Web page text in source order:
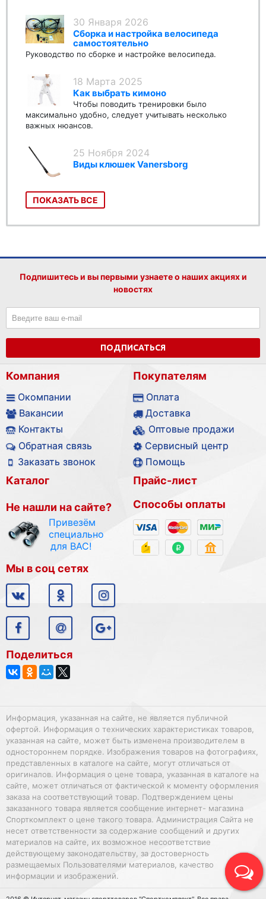
30 Января 2026
Сборка и настройка велосипеда
самостоятельно
Руководство по сборке и настройке велосипеда.
18 Марта 2025
Как выбрать кимоно
Чтобы поводить тренировки было
максимально удобно, следует учитывать несколько
важных нюансов.
25 Ноября 2024
Виды клюшек Vanersborg
ПОКАЗАТЬ ВСЕ
Подпишитесь и вы первыми узнаете о наших акциях и
новостях
ПОДПИСАТЬСЯ
Компания
Окомпании
Вакансии
Контакты
Обратная связь
Заказать звонок
Покупателям
Оплата
Доставка
Оптовые продажи
Сервисный центр
Помощь
Каталог
Не нашли на сайте?
Привезём
специально
для ВАС!
Прайс-лист
Способы оплаты
Мы в соц сетях
Поделиться
Информация, указанная на сайте, не является публичной
офертой. Информация о технических характеристиках товаров,
указанная на сайте, может быть изменена производителем в
одностороннем порядке. Изображения товаров на фотографиях,
представленных в каталоге на сайте, могут отличаться от
оригиналов. Информация о цене товара, указанная в каталоге на
сайте, может отличаться от фактической к моменту оформления
заказа на соответствующий товар. Подтверждением цены
заказанного товара является сообщение интернет- магазина
Спорткомплект о цене такого товара. Администрация Сайта не
несет ответственности за содержание сообщений и других
материалов на сайте, их возможное несоответствие
действующему законодательству, за достоверность
размещаемых Пользователями материалов, качество
информации и изображений.